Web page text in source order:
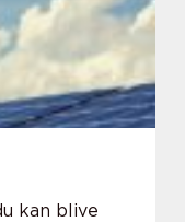
kan blive